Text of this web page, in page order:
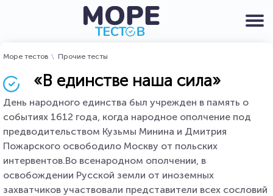
Море тестов Прочие тесты
«В единстве наша сила»
День народного единства был учрежден в память о
событиях 1612 года, когда народное ополчение под
предводительством Кузьмы Минина и Дмитрия
Пожарского освободило Москву от польских
интервентов.Во всенародном ополчении, в
освобождении Русской земли от иноземных
захватчиков участвовали представители всех сословий